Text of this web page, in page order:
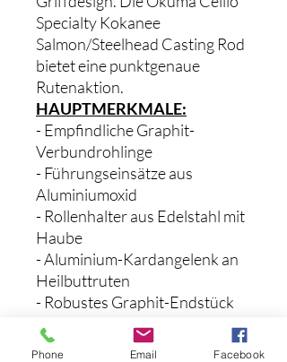
Specialty Kokanee
Salmon/Steelhead Casting Rod
bietet eine punktgenaue
Rutenaktion.
HAUPTMERKMALE:
- Empfindliche Graphit-
Verbundrohlinge
- Führungseinsätze aus
Aluminiumoxid
- Rollenhalter aus Edelstahl mit
Haube
- Aluminium-Kardangelenk an
Heilbuttruten
- Robustes Graphit-Endstück
an der Heilbuttrute
- Für Celilo-Stangen gilt eine
Phone Email Facebook